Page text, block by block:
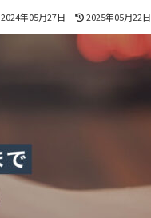
2024年05月27日 2025年05月22日